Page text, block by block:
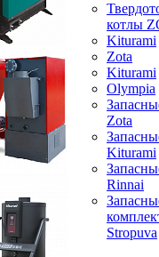
котлы
Kiturami
Zota
Kiturami
Olympia
Zota
Kiturami
Rinnai
Stropuva